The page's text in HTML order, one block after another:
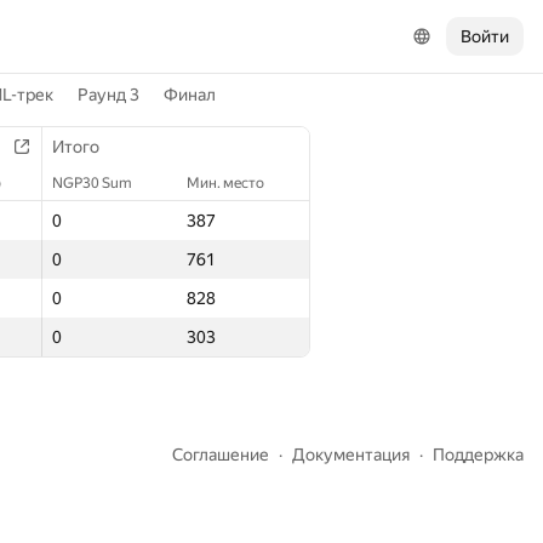
Войти
трек Раунд 3 Финал
Итого
NGP30 Sum Мин. место
0
387
0
761
0
828
0 303
Итого
NGP30 Sum Мин. место
0
387
0
761
0
828
0 303
Соглашение Документация Поддержка